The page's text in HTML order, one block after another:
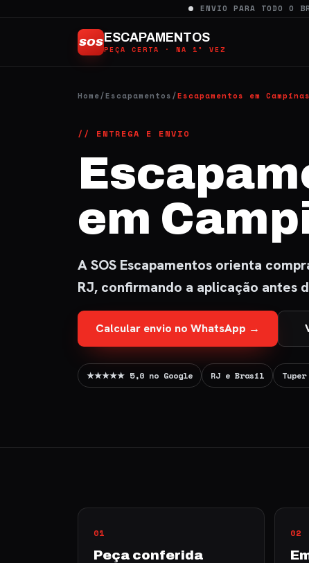
ENVIO PARA TODO O
SOSESCAPAMENTOS
PEÇA CERTA · NA 1ª VEZ
Home/Escapamentos/Escapamentos em Campinas
// ENTREGA E ENVIO
em
A SOS Escapamentos orienta
RJ, confirmando a aplicação antes
Calcular envio no WhatsApp →
★★★★★ 5,0 no Google RJ e Brasil
01
Peça conferida
02